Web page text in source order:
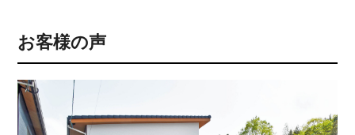
お客様の声